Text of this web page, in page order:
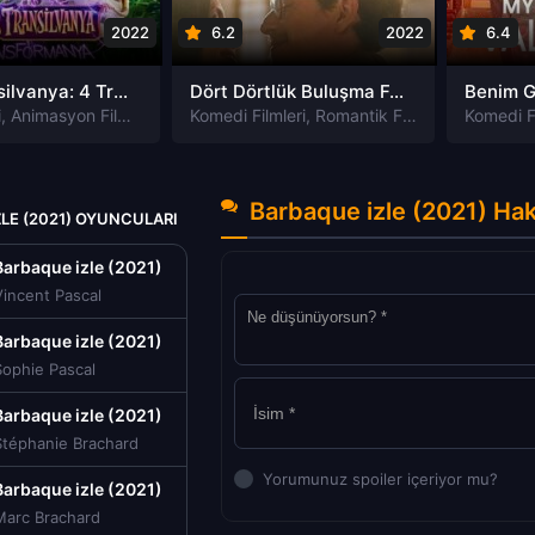
2022
Otel Transilvanya: 4 Transformanya izle
, Animasyon Filmleri Fantastik Filmleri,Komedi Filmleri Macera
6.2 2022
Dört Dörtlük Buluşma Four to Dinner izle
Komedi Filmleri, Romantik Filmleri
6.4
Komedi
(2021) OYUNCULARI
izle (2021)
Pascal
izle (2021)
Pascal
izle (2021)
Brachard
izle (2021)
Brachard
Barbaque izle (2021)
Yorumunuz spoiler içeriyor mu?